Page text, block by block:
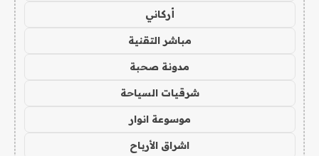
أركاني
مباشر التقنية
مدونة صحبة
شرقيات السياحة
موسوعة انوار
اشراق الأرباح